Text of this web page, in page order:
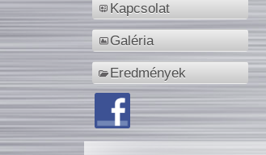
Kapcsolat
Galéria
Eredmények